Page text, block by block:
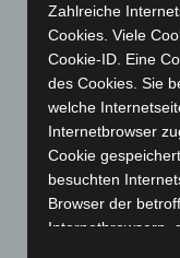
August 2022(166)
Juli 2022(133)
Juni 2022(167)
Mai 2022(177)
April 2022(198)
März 2022
(221)
Februar 2022(189)
Zahlreiche
Cookies. Viele
Cookie-ID. Eine
des Cookies. Sie
welche
Internetbrowser
Cookie
besuchten
Browser der
Internetbrowsern,